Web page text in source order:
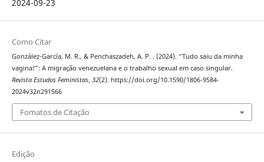
2024-09-23
Como Citar
González-García, M. R., & Penchaszadeh, A. P. . (2024). “Tudo saiu da minha
vagina!”: A migração venezuelana e o trabalho sexual em caso singular.
Revista Estudos Feministas, 32(2). https://doi.org/10.1590/1806-9584-
2024v32n291566
Fomatos de Citação
Edição